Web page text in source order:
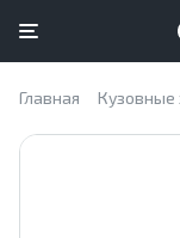
Главная Кузовные